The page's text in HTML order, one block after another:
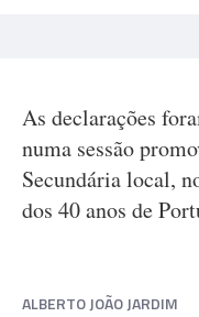
As declarações
numa sessão
Secundária local,
dos 40 anos de
ALBERTO JOÃO JARDIM